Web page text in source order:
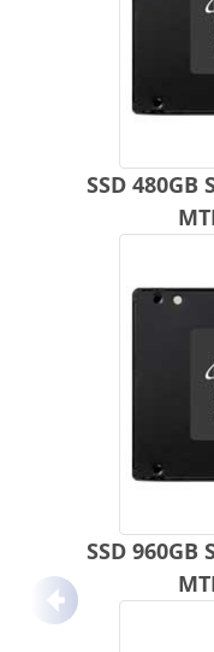
SSD 480GB
SSD 960GB
Anterior